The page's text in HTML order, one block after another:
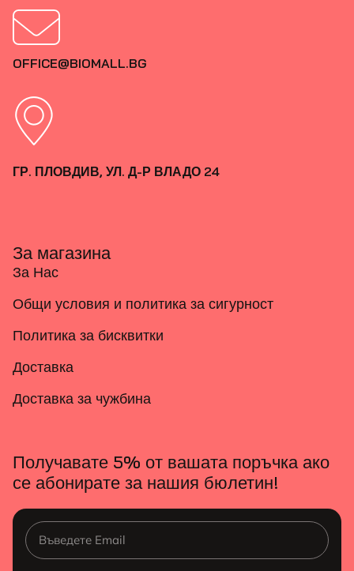
OFFICE@BIOMALL.BG
ГР. ПЛОВДИВ, УЛ. Д-Р ВЛАДО 24
За магазина
За Нас
Общи условия и политика за сигурност
Политика за бисквитки
Доставка
Доставка за чужбина
Получавате 5% от вашата поръчка ако
се абонирате за нашия бюлетин!